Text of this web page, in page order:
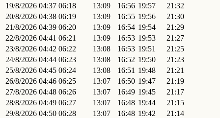
19/8/2026 04:37 06:18 13:09 16:56 19:57
21:32
20/8/2026 04:38 06:19 13:09 16:55 19:56
21:30
21/8/2026 04:39 06:20 13:09 16:54 19:54
21:29
22/8/2026 04:41 06:21 13:09 16:53 19:53
21:27
23/8/2026 04:42 06:22 13:08 16:53 19:51
21:25
24/8/2026 04:44 06:23 13:08 16:52 19:50
21:23
25/8/2026 04:45 06:24 13:08 16:51 19:48
21:21
26/8/2026 04:46 06:25 13:07 16:50 19:47
21:19
27/8/2026 04:48 06:26 13:07 16:49 19:45
21:17
28/8/2026 04:49 06:27 13:07 16:48 19:44
21:15
29/8/2026 04:50 06:28 13:07 16:48 19:42
21:14